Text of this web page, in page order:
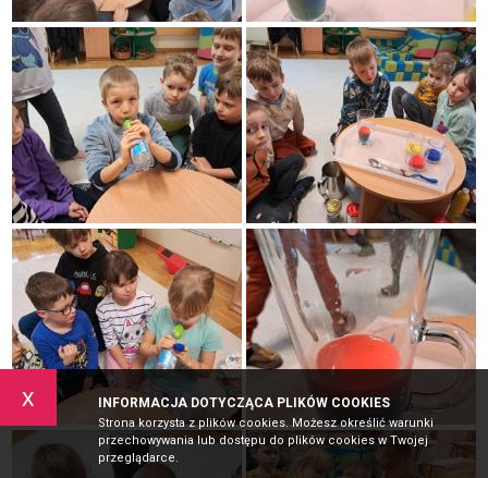
x INFORMACJA DOTYCZĄCA PLIKÓW COOKIES
Strona korzysta z plików cookies. Możesz określić warunki
przechowywania lub dostępu do plików cookies w Twojej
przeglądarce.